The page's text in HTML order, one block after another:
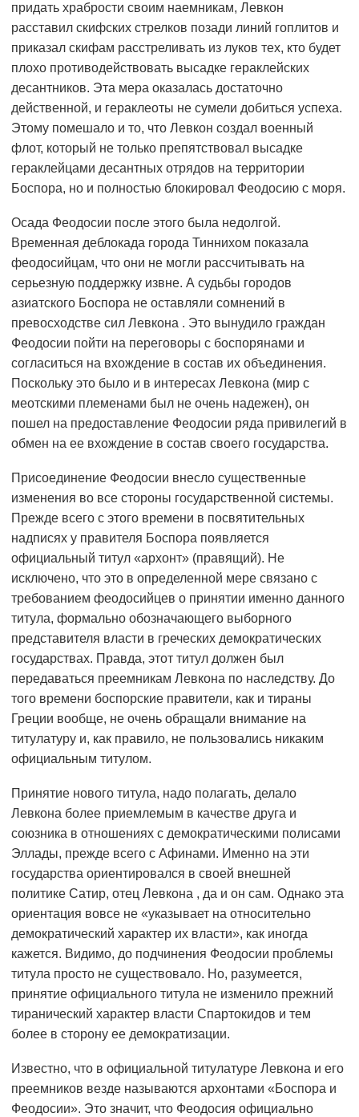
придать храбрости своим наемникам, Левкон
расставил скифских стрелков позади линий гоплитов и
приказал скифам расстреливать из луков тех, кто будет
плохо противодействовать высадке гераклейских
десантников. Эта мера оказалась достаточно
действенной, и гераклеоты не сумели добиться успеха.
Этому помешало и то, что Левкон создал военный
флот, который не только препятствовал высадке
гераклейцами десантных отрядов на территории
Боспора, но и полностью блокировал Феодосию с моря.
Осада Феодосии после этого была недолгой.
Временная деблокада города Тиннихом показала
феодосийцам, что они не могли рассчитывать на
серьезную поддержку извне. А судьбы городов
азиатского Боспора не оставляли сомнений в
превосходстве сил Левкона . Это вынудило граждан
Феодосии пойти на переговоры с боспорянами и
согласиться на вхождение в состав их объединения.
Поскольку это было и в интересах Левкона (мир с
меотскими племенами был не очень надежен), он
пошел на предоставление Феодосии ряда привилегий в
обмен на ее вхождение в состав своего государства.
Присоединение Феодосии внесло существенные
изменения во все стороны государственной системы.
Прежде всего с этого времени в посвятительных
надписях у правителя Боспора появляется
официальный титул «архонт» (правящий). Не
исключено, что это в определенной мере связано с
требованием феодосийцев о принятии именно данного
титула, формально обозначающего выборного
представителя власти в греческих демократических
государствах. Правда, этот титул должен был
передаваться преемникам Левкона по наследству. До
того времени боспорские правители, как и тираны
Греции вообще, не очень обращали внимание на
титулатуру и, как правило, не пользовались никаким
официальным титулом.
Принятие нового титула, надо полагать, делало
Левкона более приемлемым в качестве друга и
союзника в отношениях с демократическими полисами
Эллады, прежде всего с Афинами. Именно на эти
государства ориентировался в своей внешней
политике Сатир, отец Левкона , да и он сам. Однако эта
ориентация вовсе не «указывает на относительно
демократический характер их власти», как иногда
кажется. Видимо, до подчинения Феодосии проблемы
титула просто не существовало. Но, разумеется,
принятие официального титула не изменило прежний
тиранический характер власти Спартокидов и тем
более в сторону ее демократизации.
Известно, что в официальной титулатуре Левкона и его
преемников везде называются архонтами «Боспора и
Феодосии». Это значит, что Феодосия официально